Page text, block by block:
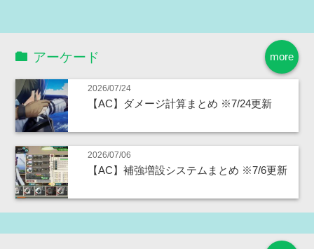
more
アーケード
2026/07/24
【AC】ダメージ計算まとめ ※7/24更新
2026/07/06
【AC】補強増設システムまとめ ※7/6更新